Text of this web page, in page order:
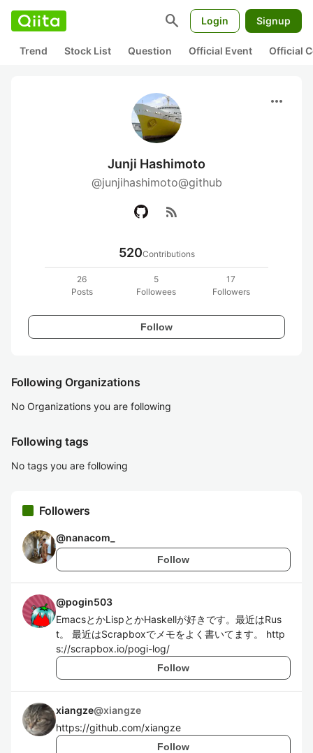
search Login Signup
Trend Stock List Question Official Event Official
more_horiz
Junji Hashimoto
@junjihashimoto@github
rss_feed
520Contributions
26
Posts
5
Followees
17
Followers
Follow
Following Organizations
No Organizations you are following
Following tags
No tags you are following
Followers
@nanacom_
Follow
@pogin503
EmacsとかLispとかHaskellが好きです。最近はRus
t。 最近はScrapboxでメモをよく書いてます。 http
s://scrapbox.io/pogi-log/
Follow
xiangze@xiangze
https://github.com/xiangze
Follow